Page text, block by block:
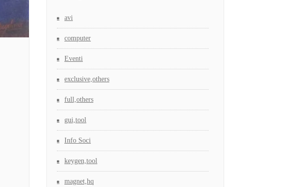
avi
computer
Eventi
exclusive,others
full,others
gui,tool
Info Soci
keygen,tool
magnet,hq